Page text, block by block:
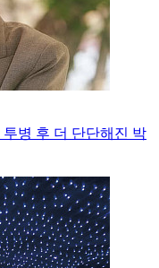
병 후 더 단단해진 박